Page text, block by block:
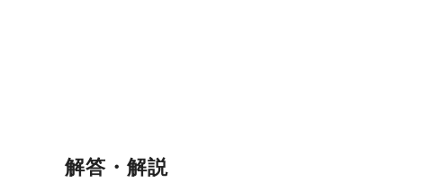
解答・解説